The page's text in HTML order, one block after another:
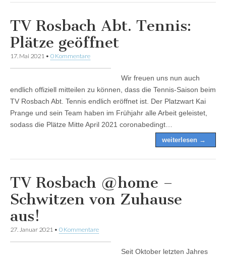
TV Rosbach Abt. Tennis:
Plätze geöffnet
17. Mai 2021 • 0 Kommentare
Wir freuen uns nun auch
endlich offiziell mitteilen zu können, dass die Tennis-Saison beim
TV Rosbach Abt. Tennis endlich eröffnet ist. Der Platzwart Kai
Prange und sein Team haben im Frühjahr alle Arbeit geleistet,
sodass die Plätze Mitte April 2021 coronabedingt…
weiterlesen →
TV Rosbach @home –
Schwitzen von Zuhause
aus!
27. Januar 2021 • 0 Kommentare
Seit Oktober letzten Jahres